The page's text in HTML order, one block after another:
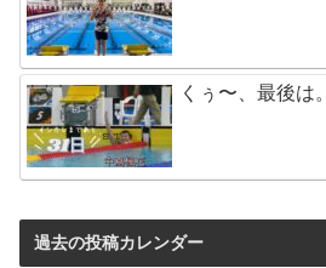
くぅ〜、最後は。
過去の投稿カレンダー